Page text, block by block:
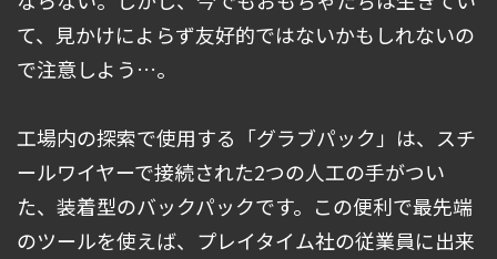
て、見かけによらず友好的ではないかもしれないの
で注意しよう…。
工場内の探索で使用する「グラブパック」は、スチ
ールワイヤーで接続された2つの人工の手がつい
た、装着型のバックパックです。この便利で最先端
のツールを使えば、プレイタイム社の従業員に出来